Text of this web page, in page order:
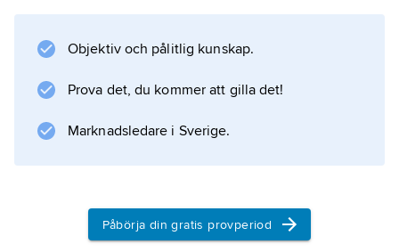
varuhandel benämns GATT (
Tillkomsten
Från GATT 1947 till WTO
Objektiv och pålitlig kunskap.
Prova det, du kommer att gilla det!
Marknadsledare i Sverige.
Påbörja din gratis provperiod